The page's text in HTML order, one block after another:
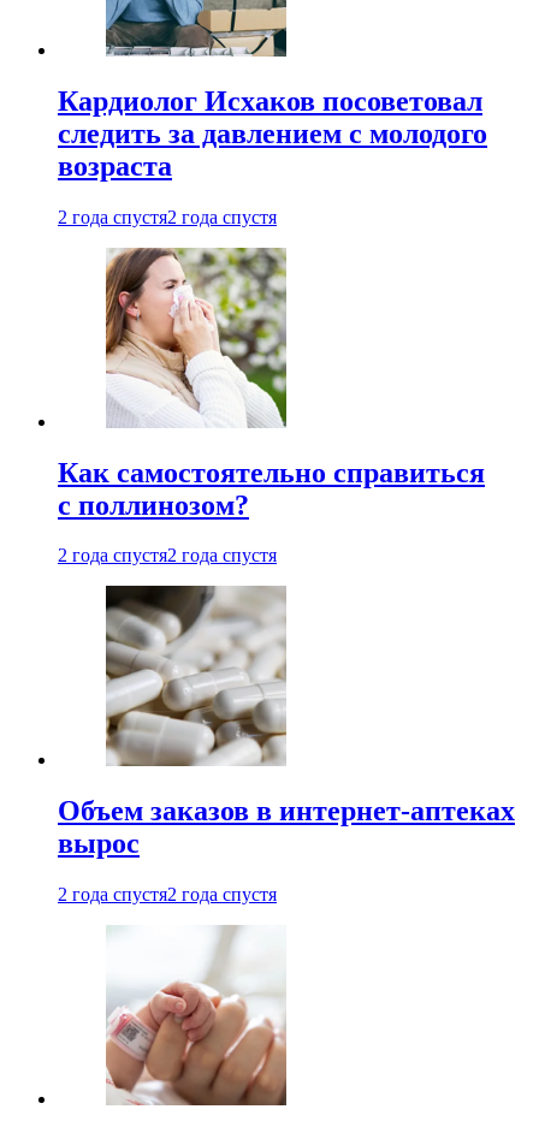
Кардиолог Исхаков посоветовал
следить за давлением с молодого
возраста
2 года спустя2 года спустя
Как самостоятельно справиться
с поллинозом?
2 года спустя2 года спустя
Объем заказов в интернет-аптеках
вырос
2 года спустя2 года спустя